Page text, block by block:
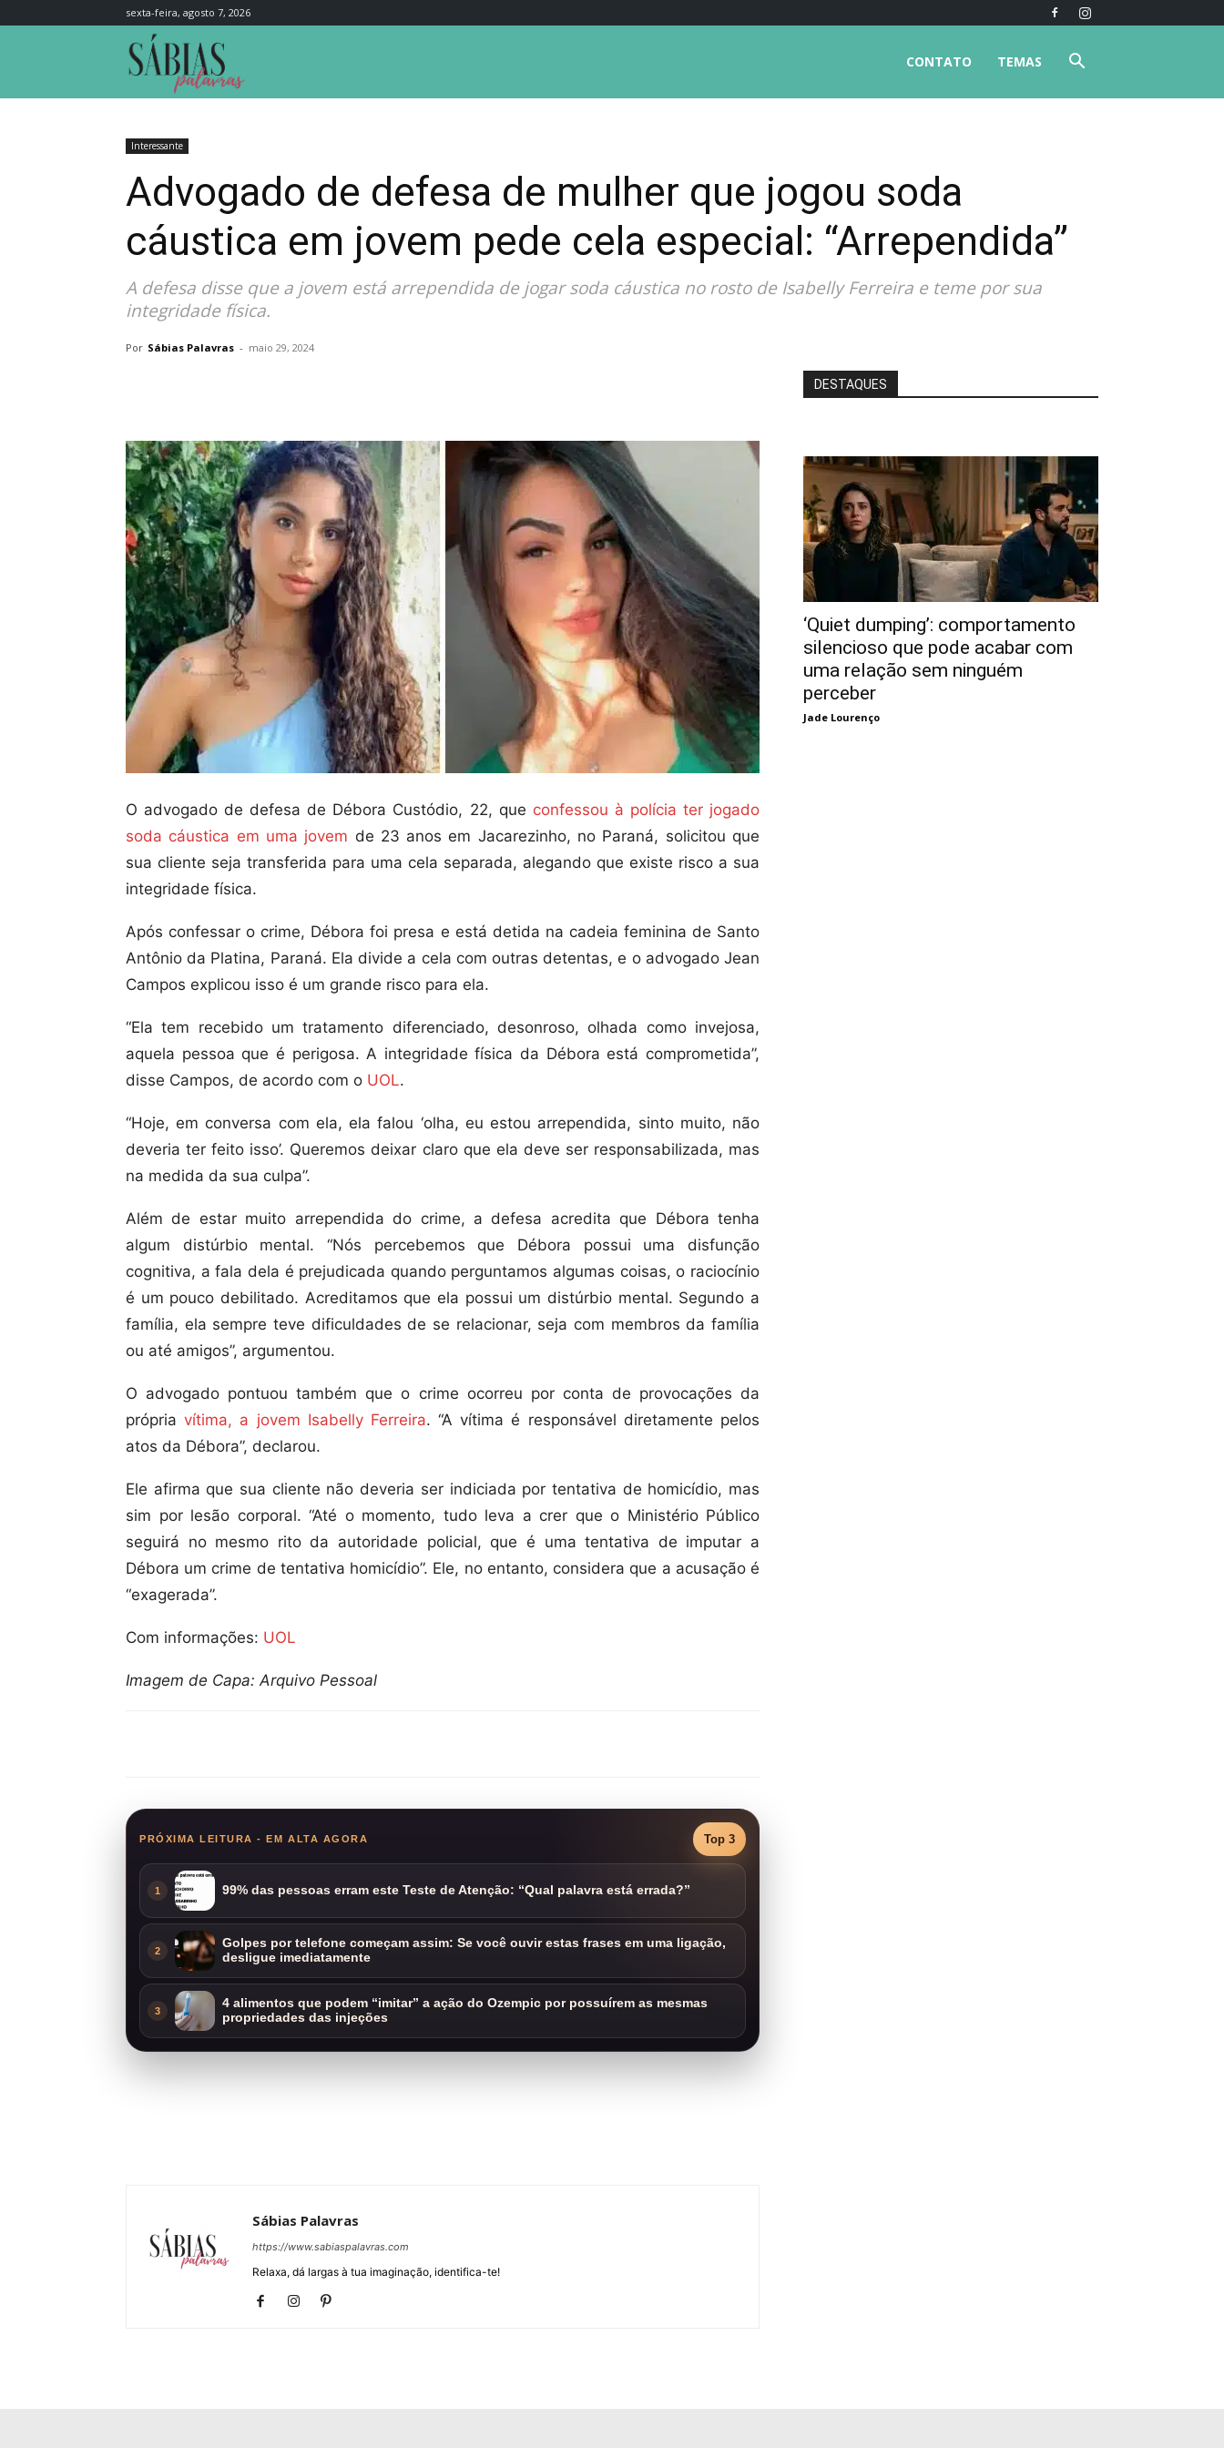
sexta-feira, agosto 7, 2026
TEMAS
CONTATO
Interessante
Advogado de defesa de mulher que jogou soda
cáustica em jovem pede cela especial: “Arrependida”
A defesa disse que a jovem está arrependida de jogar soda cáustica no rosto de Isabelly Ferreira e teme por sua
integridade física.
Por Sábias Palavras - maio 29, 2024
O advogado de defesa de Débora Custódio, 22, que confessou à polícia ter jogado
soda cáustica em uma jovem de 23 anos em Jacarezinho, no Paraná, solicitou que
sua cliente seja transferida para uma cela separada, alegando que existe risco a sua
integridade física.
Após confessar o crime, Débora foi presa e está detida na cadeia feminina de Santo
Antônio da Platina, Paraná. Ela divide a cela com outras detentas, e o advogado Jean
Campos explicou isso é um grande risco para ela.
“Ela tem recebido um tratamento diferenciado, desonroso, olhada como invejosa,
aquela pessoa que é perigosa. A integridade física da Débora está comprometida”,
disse Campos, de acordo com o UOL.
“Hoje, em conversa com ela, ela falou ‘olha, eu estou arrependida, sinto muito, não
deveria ter feito isso’. Queremos deixar claro que ela deve ser responsabilizada, mas
na medida da sua culpa”.
Além de estar muito arrependida do crime, a defesa acredita que Débora tenha
algum distúrbio mental. “Nós percebemos que Débora possui uma disfunção
cognitiva, a fala dela é prejudicada quando perguntamos algumas coisas, o raciocínio
é um pouco debilitado. Acreditamos que ela possui um distúrbio mental. Segundo a
família, ela sempre teve dificuldades de se relacionar, seja com membros da família
ou até amigos”, argumentou.
O advogado pontuou também que o crime ocorreu por conta de provocações da
própriavítima, a jovem Isabelly Ferreira. “A vítima é responsável diretamente pelos
atos da Débora”, declarou.
Ele afirma que sua cliente não deveria ser indiciada por tentativa de homicídio, mas
sim por lesão corporal. “Até o momento, tudo leva a crer que o Ministério Público
seguirá no mesmo rito da autoridade policial, que é uma tentativa de imputar a
Débora um crime de tentativa homicídio”. Ele, no entanto, considera que a acusação é
“exagerada”.
Com informações: UOL
Imagem de Capa: Arquivo Pessoal
PRÓXIMA LEITURA - EM ALTA AGORA Top 3
1 99% das pessoas erram este Teste de Atenção: “Qual palavra está errada?”
2
Golpes por telefone começam assim: Se você ouvir estas frases em uma ligação,
desligue imediatamente
3
4 alimentos que podem “imitar” a ação do Ozempic por possuírem as mesmas
propriedades das injeções
Sábias Palavras
https://www.sabiaspalavras.com
Relaxa, dá largas à tua imaginação, identifica-te!
DESTAQUES
‘Quiet dumping’: comportamento
silencioso que pode acabar com
uma relação sem ninguém
perceber
Jade Lourenço